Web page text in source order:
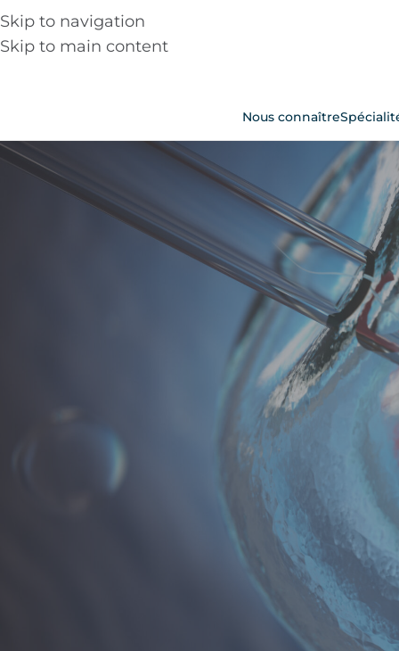
Skip to navigation
Skip to main content
Nous connaître